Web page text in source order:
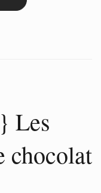
Les
chocolat